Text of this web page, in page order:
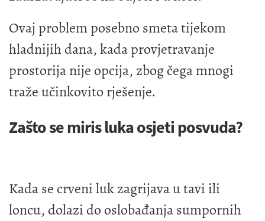
Ovaj problem posebno smeta tijekom
hladnijih dana, kada provjetravanje
prostorija nije opcija, zbog čega mnogi
traže učinkovito rješenje.
Zašto se miris luka osjeti posvuda?
Kada se crveni luk zagrijava u tavi ili
loncu, dolazi do oslobađanja sumpornih